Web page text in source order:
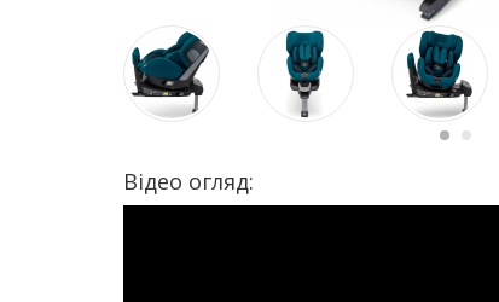
Відео огляд: